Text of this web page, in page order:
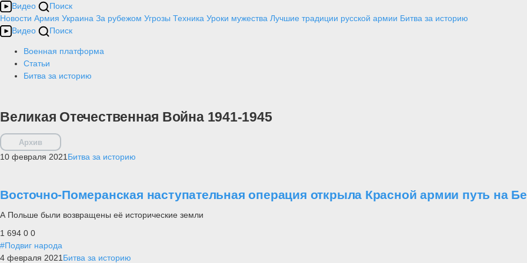
Видео
Поиск
Новости Армия Украина За рубежом Угрозы Техника Уроки мужества Лучшие традиции русской армии Битва за историю
Видео
Поиск
Военная платформа
Статьи
Битва за историю
Великая Отечественная Война 1941-1945
Архив
10 февраля 2021 Битва за историю
Восточно-Померанская наступательная операция открыла Красной армии путь на
А Польше были возвращены её исторические земли
1 694 0 0
#Подвиг народа
4 февраля 2021 Битва за историю